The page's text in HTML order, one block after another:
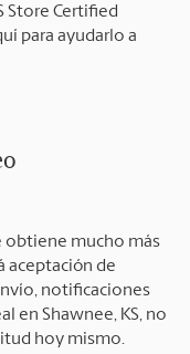
Store Certified
para ayudarlo a
obtiene mucho más
aceptación de
notificaciones
en Shawnee, KS, no
hoy mismo.